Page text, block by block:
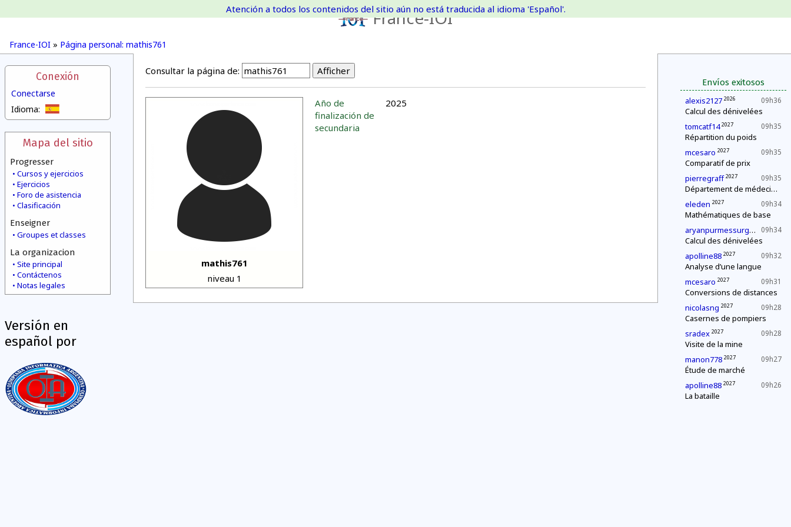
France-IOI
France-IOI » Página personal: mathis761
Atención a todos los contenidos del sitio aún no está traducida al idioma 'Español'.
Conexión
Conectarse
Idioma:
Mapa del sitio
Progresser
Cursos y ejercicios
Ejercicios
Foro de asistencia
Clasificación
Enseigner
Groupes et classes
La organizacion
Site principal
Contáctenos
Notas legales
Versión en
español por
Envíos exitosos
09h36
alexis2127 2026
Calcul des dénivelées
09h35
tomcatf14 2027
Répartition du poids
09h35
mcesaro 2027
Comparatif de prix
09h35
pierregraff 2027
Département de médecine : contrôle d'une épidémie
09h34
eleden 2027
Mathématiques de base
09h34
aryanpurmessurgmailcom 2027
Calcul des dénivelées
09h32
apolline88 2027
Analyse d’une langue
09h31
mcesaro 2027
Conversions de distances
09h28
nicolasng 2027
Casernes de pompiers
09h28
sradex 2027
Visite de la mine
09h27
manon778 2027
Étude de marché
09h26
apolline88 2027
La bataille
Consultar la página de:
mathis761
niveau 1
Año de
finalización de
secundaria
2025